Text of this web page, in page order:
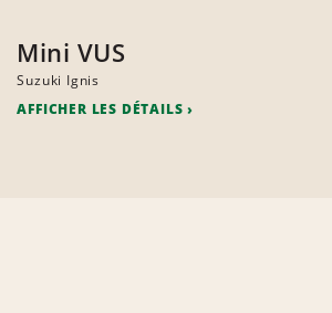
Mini VUS
Suzuki Ignis
AFFICHER LES DÉTAILS